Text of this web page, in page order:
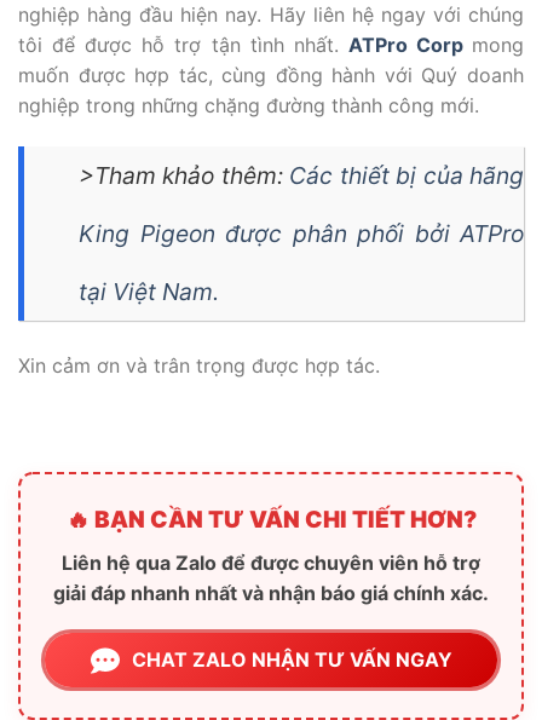
nghiệp hàng đầu hiện nay. Hãy liên hệ ngay với chúng
tôi để được hỗ trợ tận tình nhất. ATPro Corp mong
muốn được hợp tác, cùng đồng hành với Quý doanh
nghiệp trong những chặng đường thành công mới.
>Tham khảo thêm: Các thiết bị của hãng
King Pigeon được phân phối bởi ATPro
tại Việt Nam.
Xin cảm ơn và trân trọng được hợp tác.
🔥 BẠN CẦN TƯ VẤN CHI TIẾT HƠN?
Liên hệ qua Zalo để được chuyên viên hỗ trợ
giải đáp nhanh nhất và nhận báo giá chính xác.
CHAT ZALO NHẬN TƯ VẤN NGAY